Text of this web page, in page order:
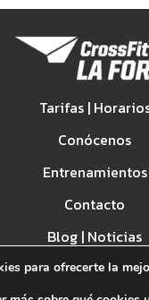
Tarifas |
Conócenos
Entrenamientos
Contacto
Blog | Noticias
Spark Games
para ofrecerte la